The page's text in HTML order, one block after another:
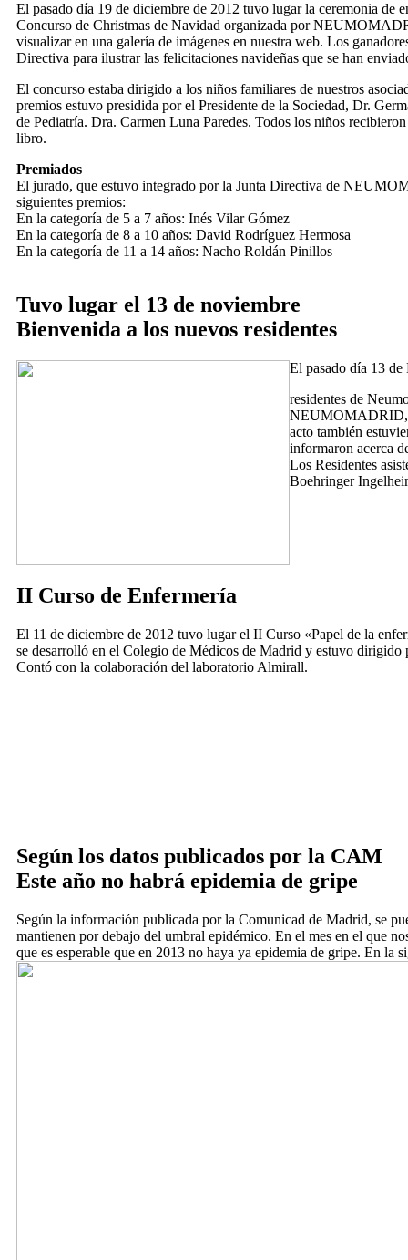
El pasado día 19 de diciembre de 2012 tuvo lugar la ceremonia de
Concurso de Christmas de Navidad organizada por
visualizar en una galería de imágenes en nuestra web. Los
Directiva para ilustrar las felicitaciones navideñas que se han
El concurso estaba dirigido a los niños familiares de nuestros
premios estuvo presidida por el Presidente de la Sociedad, Dr.
de Pediatría. Dra. Carmen Luna Paredes. Todos los niños
libro.
Premiados
El jurado, que estuvo integrado por la Junta Directiva de
siguientes premios:
En la categoría de 5 a 7 años: Inés Vilar Gómez
En la categoría de 8 a 10 años: David Rodríguez Hermosa
En la categoría de 11 a 14 años: Nacho Roldán Pinillos
Tuvo lugar el 13 de noviembre
Bienvenida a los nuevos residentes
El pasado día 13
residentes de
NEUMOMADRID,
acto también
informaron acerca
Los Residentes
Boehringer
II Curso de Enfermería
El 11 de diciembre de 2012 tuvo lugar el II Curso «Papel de la
se desarrolló en el Colegio de Médicos de Madrid y estuvo
Contó con la colaboración del laboratorio Almirall.
Según los datos publicados por la CAM
Este año no habrá epidemia de gripe
Según la información publicada por la Comunicad de Madrid, se
mantienen por debajo del umbral epidémico. En el mes en el que
que es esperable que en 2013 no haya ya epidemia de gripe. En la